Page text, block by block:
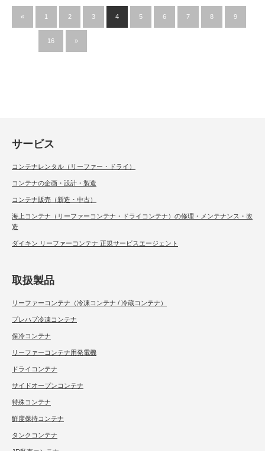
« 1 2 3 4 5 6 7 8 9
16 »
サービス
コンテナレンタル（リーファー・ドライ）
コンテナの企画・設計・製造
コンテナ販売（新造・中古）
海上コンテナ（リーファーコンテナ・ドライコンテナ）の修理・メンテナンス・改
造
ダイキン リーファーコンテナ 正規サービスエージェント
取扱製品
リーファーコンテナ（冷凍コンテナ / 冷蔵コンテナ）
プレハブ冷凍コンテナ
保冷コンテナ
リーファーコンテナ用発電機
ドライコンテナ
サイドオープンコンテナ
特殊コンテナ
鮮度保持コンテナ
タンクコンテナ